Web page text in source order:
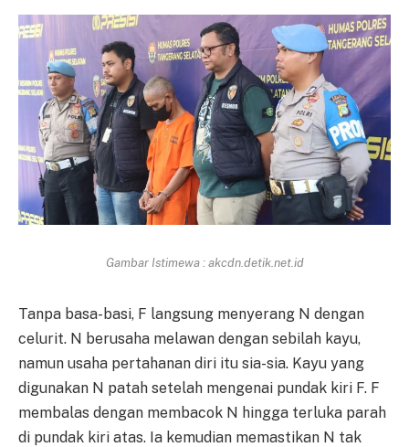
Gambar Istimewa : akcdn.detik.net.id
Tanpa basa-basi, F langsung menyerang N dengan
celurit. N berusaha melawan dengan sebilah kayu,
namun usaha pertahanan diri itu sia-sia. Kayu yang
digunakan N patah setelah mengenai pundak kiri F. F
membalas dengan membacok N hingga terluka parah
di pundak kiri atas. Ia kemudian memastikan N tak